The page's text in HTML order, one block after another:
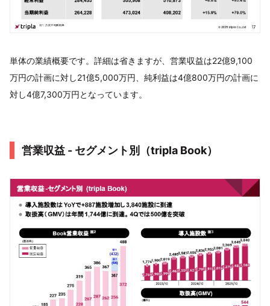
単体の業績概要です。詳細は省きますが、営業収益は22億9,100
万円の計画に対し21億5,000万円、純利益は4億800万円の計画に
対し4億7,300万円となっています。
営業収益 - セグメント別（tripla Book）